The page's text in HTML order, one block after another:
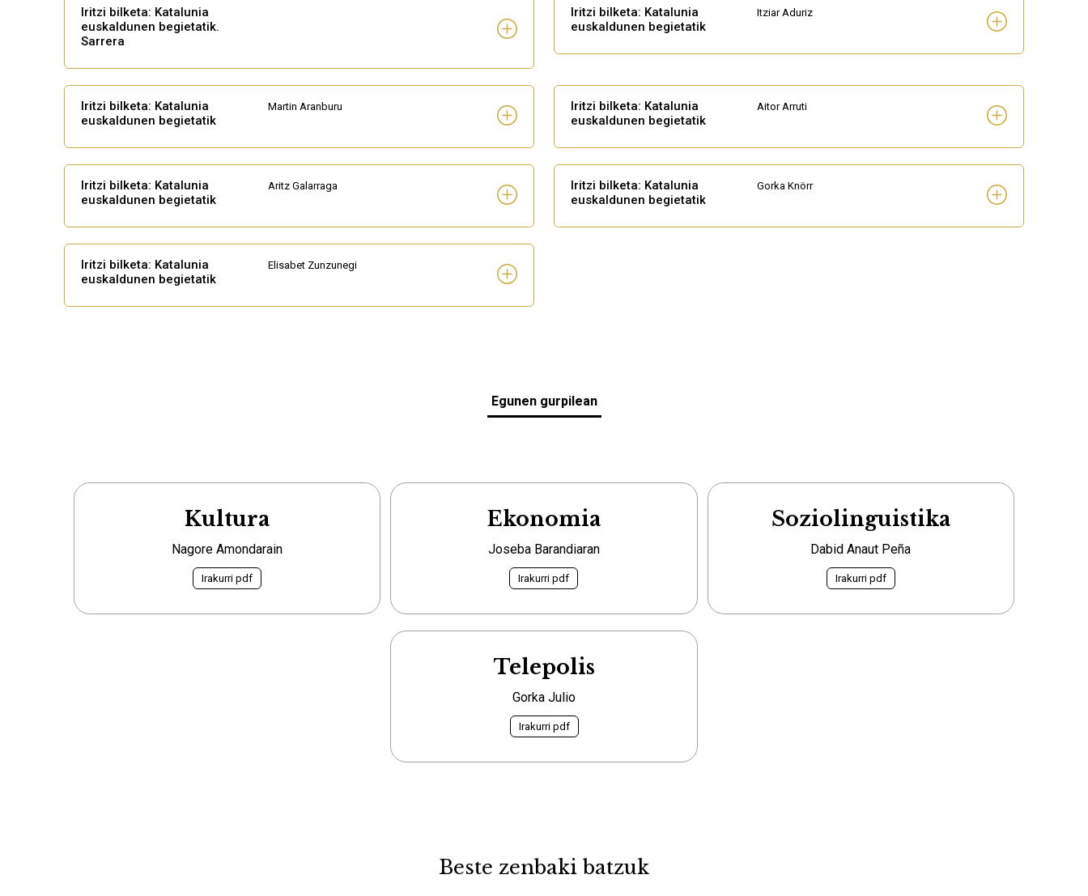
Iritzi bilketa: Katalunia
euskaldunen begietatik.
Sarrera
Iritzi bilketa: Katalunia
euskaldunen begietatik
Itziar Aduriz
Iritzi bilketa: Katalunia
euskaldunen begietatik
Martin Aranburu
Iritzi bilketa: Katalunia
euskaldunen begietatik
Aitor Arruti
Iritzi bilketa: Katalunia
euskaldunen begietatik
Aritz Galarraga
Iritzi bilketa: Katalunia
euskaldunen begietatik
Gorka Knörr
Iritzi bilketa: Katalunia
euskaldunen begietatik
Elisabet Zunzunegi
Egunen gurpilean
Kultura
Nagore Amondarain
Irakurri pdf
Ekonomia
Joseba Barandiaran
Irakurri pdf
Soziolinguistika
Dabid Anaut Peña
Irakurri pdf
Telepolis
Gorka Julio
Irakurri pdf
Beste zenbaki batzuk